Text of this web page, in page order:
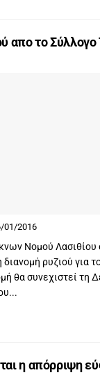
απο το
01/2016
Νομού Λασιθίου
διανομή ρυζιού για
θα συνεχιστεί τη
η απόρριψη